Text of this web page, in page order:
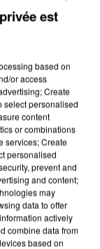
est
based on
or access
Create
select personalised
content
or combinations
services; Create
personalised
prevent and
and content;
may
data to offer
actively
combine data from
based on